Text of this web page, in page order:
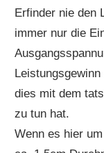
Erfinder nie den
immer nur die
dies mit dem
zu tun hat.
Wenn es hier